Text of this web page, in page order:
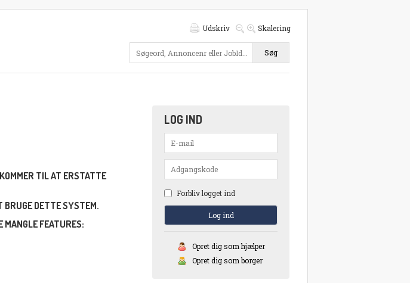
Udskriv Skalering
Søg
TIL AT ERSTATTE
BRUGE DETTE SYSTEM.
MANGLE FEATURES:
LOG IND
Forbliv logget ind
Opret dig som hjælper
Opret dig som borger